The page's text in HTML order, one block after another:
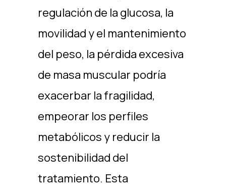
regulación de la glucosa, la
movilidad y el mantenimiento
del peso, la pérdida excesiva
de masa muscular podría
exacerbar la fragilidad,
empeorar los perfiles
metabólicos y reducir la
sostenibilidad del
tratamiento. Esta